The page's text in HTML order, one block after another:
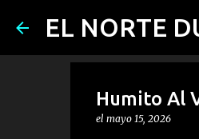
EL NORTE
Humito Al
el mayo 15, 2026